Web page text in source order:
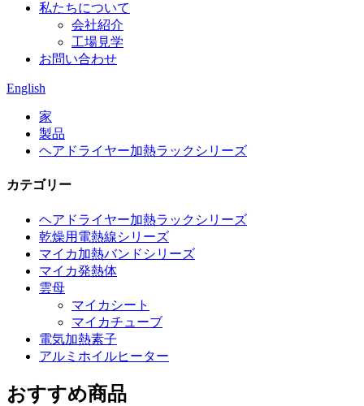
私たちについて
会社紹介
工場見学
お問い合わせ
English
家
製品
ヘアドライヤー加熱ラックシリーズ
カテゴリー
ヘアドライヤー加熱ラックシリーズ
乾燥用電熱線シリーズ
マイカ加熱バンドシリーズ
マイカ発熱体
雲母
マイカシート
マイカチューブ
電気加熱素子
アルミホイルヒーター
おすすめ商品